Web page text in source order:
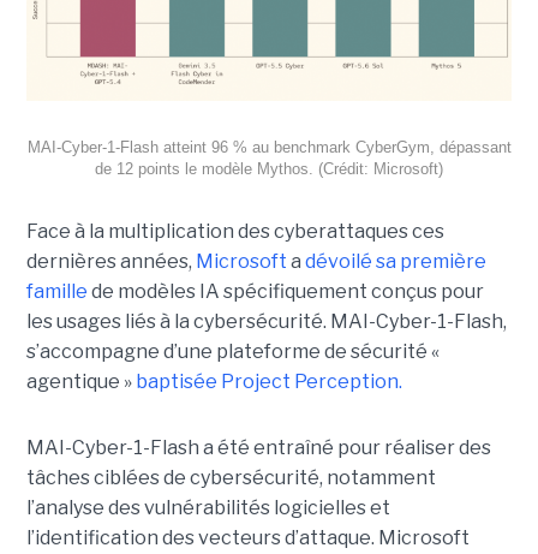
MAI-Cyber-1-Flash atteint 96 % au benchmark CyberGym, dépassant
de 12 points le modèle Mythos. (Crédit: Microsoft)
Face à la multiplication des cyberattaques ces
dernières années, Microsoft a dévoilé sa première
famille de modèles IA spécifiquement conçus pour
les usages liés à la cybersécurité. MAI-Cyber-1-Flash,
s’accompagne d’une plateforme de sécurité «
agentique » baptisée Project Perception.
MAI-Cyber-1-Flash a été entraîné pour réaliser des
tâches ciblées de cybersécurité, notamment
l’analyse des vulnérabilités logicielles et
l’identification des vecteurs d’attaque. Microsoft